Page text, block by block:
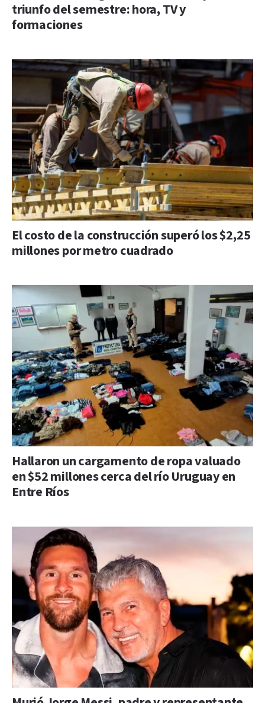
triunfo del semestre: hora, TV y
formaciones
El costo de la construcción superó los $2,25
millones por metro cuadrado
Hallaron un cargamento de ropa valuado
en $52 millones cerca del río Uruguay en
Entre Ríos